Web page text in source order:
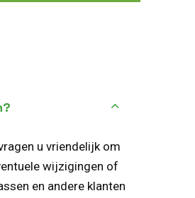
u vriendelijk om
wijzigingen of
en andere klanten